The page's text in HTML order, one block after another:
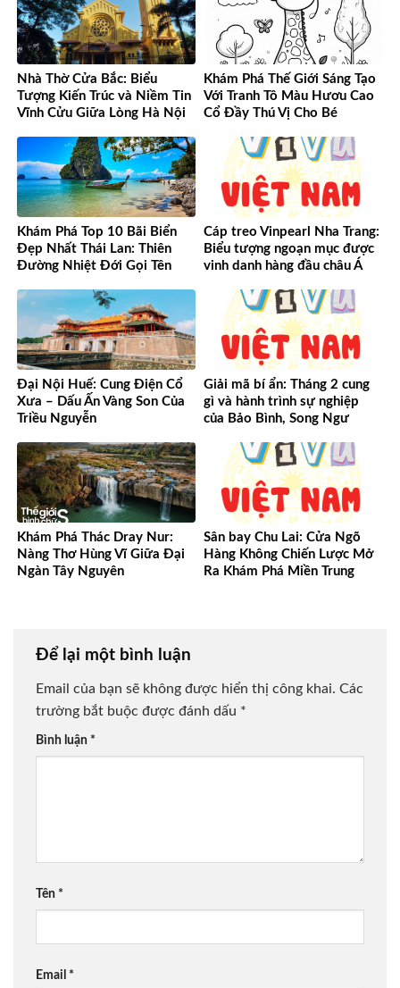
Nhà Thờ Cửa Bắc: Biểu
Tượng Kiến Trúc và Niềm Tin
Vĩnh Cửu Giữa Lòng Hà Nội
Khám Phá Thế Giới Sáng Tạo
Với Tranh Tô Màu Hươu Cao
Cổ Đầy Thú Vị Cho Bé
Khám Phá Top 10 Bãi Biển
Đẹp Nhất Thái Lan: Thiên
Đường Nhiệt Đới Gọi Tên
Cáp treo Vinpearl Nha Trang:
Biểu tượng ngoạn mục được
vinh danh hàng đầu châu Á
Đại Nội Huế: Cung Điện Cổ
Xưa – Dấu Ấn Vàng Son Của
Triều Nguyễn
Giải mã bí ẩn: Tháng 2 cung
gì và hành trình sự nghiệp
của Bảo Bình, Song Ngư
Khám Phá Thác Dray Nur:
Nàng Thơ Hùng Vĩ Giữa Đại
Ngàn Tây Nguyên
Sân bay Chu Lai: Cửa Ngõ
Hàng Không Chiến Lược Mở
Ra Khám Phá Miền Trung
Để lại một bình luận
Email của bạn sẽ không được hiển thị công khai. Các
trường bắt buộc được đánh dấu *
Bình luận *
Tên *
Email *